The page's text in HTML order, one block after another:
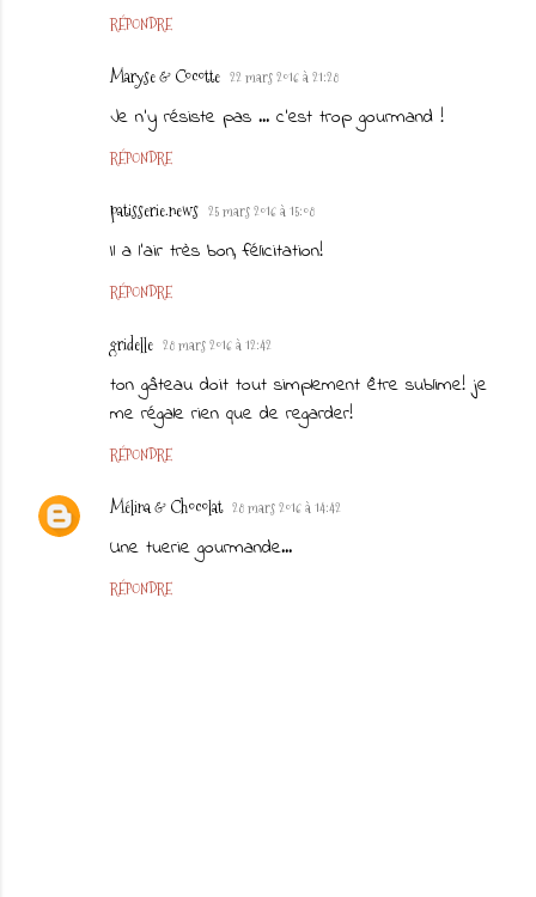
RÉPONDRE
Maryse & Cocotte 22 mars 2016 à 21:28
Je n'y résiste pas ... c'est trop gourmand !
RÉPONDRE
patisserie.news 25 mars 2016 à 15:08
Il a l'air très bon, félicitation!
RÉPONDRE
gridelle 28 mars 2016 à 12:42
ton gâteau doit tout simplement être sublime! je
me régale rien que de regarder!
RÉPONDRE
Mélina & Chocolat 28 mars 2016 à 14:42
Une tuerie gourmande...
RÉPONDRE